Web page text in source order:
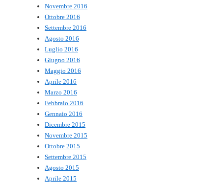
Novembre 2016
Ottobre 2016
Settembre 2016
Agosto 2016
Luglio 2016
Giugno 2016
Maggio 2016
Aprile 2016
Marzo 2016
Febbraio 2016
Gennaio 2016
Dicembre 2015
Novembre 2015
Ottobre 2015
Settembre 2015
Agosto 2015
Aprile 2015